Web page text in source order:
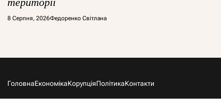
8 Серпня, 2026Федоренко Світлана
ГоловнаЕкономікаКорупціяПолітикаКонтакти